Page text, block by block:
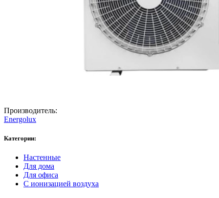
Производитель:
Energolux
Категории:
Настенные
Для дома
Для офиса
С ионизацией воздуха